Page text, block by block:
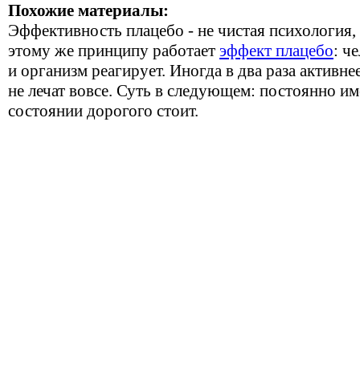
Похожие материалы:
Эффективность плацебо - не чистая
этому же принципу работает эффект плацебо:
и организм реагирует. Иногда в два раза
не лечат вовсе. Суть в следующем: постоянно
состоянии дорогого стоит.